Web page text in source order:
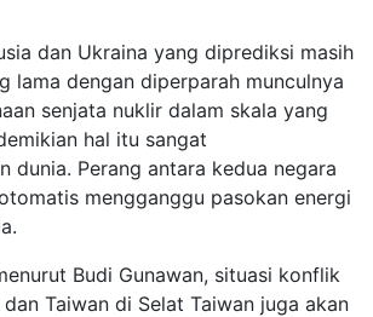
dan Ukraina yang diprediksi masih
lama dengan diperparah munculnya
senjata nuklir dalam skala yang
hal itu sangat
dunia. Perang antara kedua negara
mengganggu pasokan energi
Budi Gunawan, situasi konflik
Taiwan di Selat Taiwan juga akan